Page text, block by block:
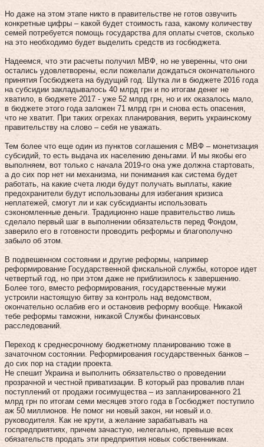
Но даже на этом этапе никто в правительстве не готов озвучить
конкретные цифры – какой будет стоимость газа, какому количеству
семей потребуется помощь государства для оплаты счетов, сколько
на это необходимо будет выделить средств из госбюджета.
Надеемся, что эти расчеты получил МВФ, но не уверенны, что они
остались удовлетворены, если пожелали дождаться окончательного
принятия Госбюджета на будущий год. Шутка ли в бюджете 2016 года
на субсидии закладывалось 40 млрд грн и по итогам денег не
хватило, в бюджете 2017 - уже 52 млрд грн, но и их оказалось мало,
в бюджете этого года заложен 71 млрд грн и снова есть опасения,
что не хватит. При таких огрехах планирования, верить украинскому
правительству на слово – себя не уважать.
Тем более что еще один из пунктов соглашения с МВФ – монетизация
субсидий, то есть выдача их населению деньгами. И мы якобы его
выполняем, вот только с начала 2019-го она уже должна стартовать,
а до сих пор нет ни механизма, ни понимания как система будет
работать, на какие счета люди будут получать выплаты, какие
предохранители будут использованы для избегания кризиса
неплатежей, смогут ли и как субсидианты использовать
сэкономленные деньги. Традиционно наше правительство лишь
сделало первый шаг в выполнении обязательств перед Фондом,
заверило его в готовности проводить реформы и благополучно
забыло об этом.
В подвешенном состоянии и другие реформы, например
реформирование Государственной фискальной службы, которое идет
четвертый год, но при этом даже не приблизилось к завершению.
Более того, вместо реформирования, государственные мужи
устроили настоящую битву за контроль над ведомством,
окончательно ослабив его и остановив реформу вообще. Никакой
тебе реформы таможни, никакой Службы финансовых
расследований.
Переход к среднесрочному бюджетному планированию тоже в
зачаточном состоянии. Реформирования государственных банков –
до сих пор на стадии проекта.
Не спешит Украина и выполнить обязательство о проведении
прозрачной и честной приватизации. В который раз провалив план
поступлений от продажи госимущества – из запланированного 21
млрд грн по итогам семи месяцев этого года в Госбюджет поступило
аж 50 миллионов. Не помог ни новый закон, ни новый и.о.
руководителя. Как не крути, а желание зарабатывать на
госпредприятиях, причем зачастую, нелегально, превыше всех
обязательств продать эти предприятия новых собственникам.